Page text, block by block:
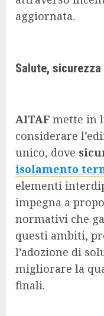
aggiornata.
Salute,
AITAF mette in
considerare
unico, dove
isolamento
elementi
impegna a
normativi che
questi ambiti,
l’adozione di
migliorare la
finali.